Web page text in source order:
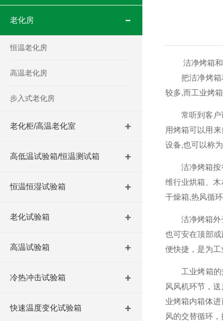
老化房
恒温老化房
高温老化房
步入式老化房
老化柜/高温老化室
高低温试验箱/恒温测试箱
恒温恒湿试验箱
老化试验箱
高温试验箱
冷热冲击试验箱
快速温度变化试验箱
洁净烤箱和
把洁净烤箱和
较多,而工业烤
常听到客户说
用烤箱可以用
设备,也可以称
洁净烤箱按行
维行业烘箱、
干燥箱,热风循
洁净烤箱外壳
也可安在顶部
便快捷，是为
工业烤箱的热
风风机环节，
业烤箱内箱体
风的交替循环